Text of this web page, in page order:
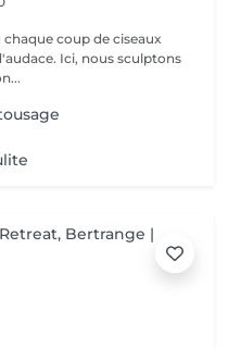
coup de ciseaux
Ici, nous sculptons